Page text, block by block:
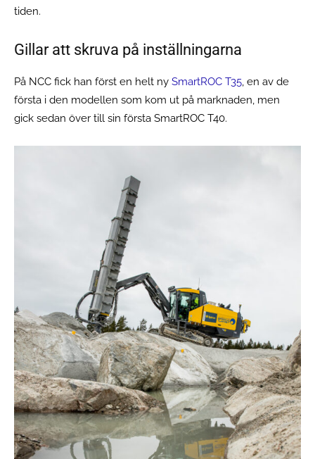
tiden.
Gillar att skruva på inställningarna
På NCC fick han först en helt ny SmartROC T35, en av de
första i den modellen som kom ut på marknaden, men
gick sedan över till sin första SmartROC T40.